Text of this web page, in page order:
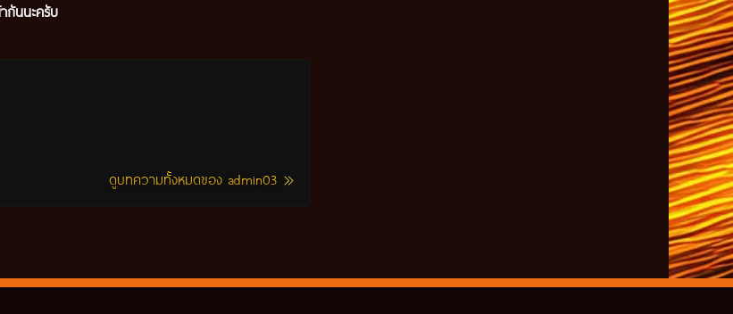
กันนะครับ
ดูบทความทั้งหมดของ admin03